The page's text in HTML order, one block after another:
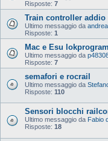
Risposte: 7
Train controller addio
Ultimo messaggio da
Risposte: 1
Mac e Esu
Ultimo messaggio da
Risposte: 7
semafori e rocrail
Ultimo messaggio da
Risposte: 110
Sensori blocchi
Ultimo messaggio da Fabio
Risposte: 18